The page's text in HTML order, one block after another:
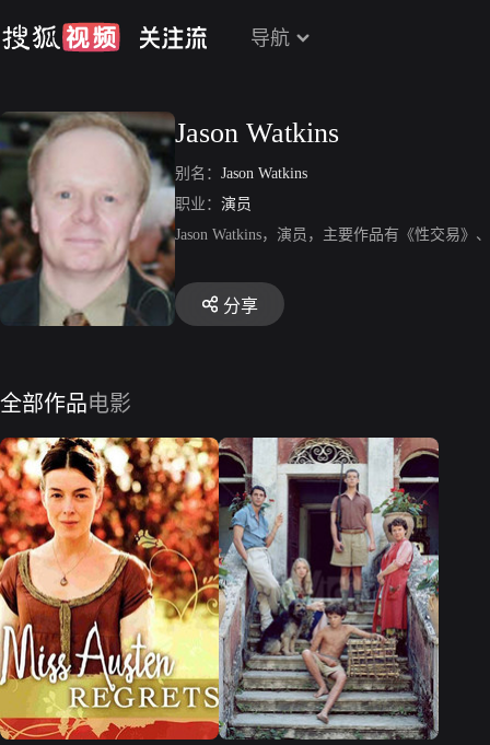
导航
Jason Watkins
别名： Jason Watkins
职业： 演员
Jason Watkins，演员，主要作品有《性交易
分享
全部作品电影